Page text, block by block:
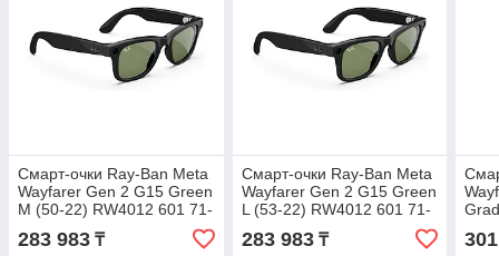
Смарт-очки Ray-Ban Meta
Wayfarer Gen 2 G15 Green
M (50-22) RW4012 601 71-
50 8056262721339
283 983 ₸
Смарт-очки Ray-Ban Meta
Wayfarer Gen 2 G15 Green
L (53-22) RW4012 601 71-
53 8056262721346
283 983₸